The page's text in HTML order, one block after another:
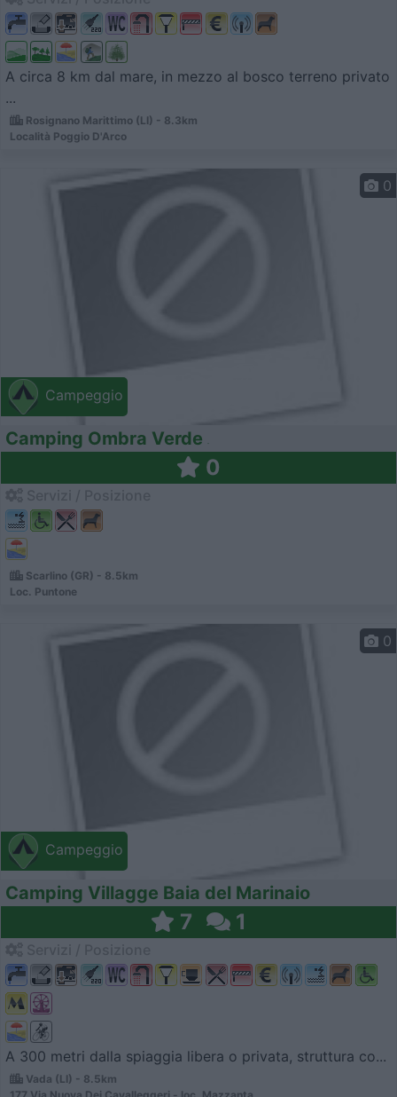
A circa 8 km dal mare, in mezzo al bosco terreno privato
...
Rosignano Marittimo (LI) - 8.3km
Località Poggio D'Arco
Campeggio
0
Camping Ombra Verde
0
Scarlino (GR) - 8.5km
Loc. Puntone
Campeggio
0
Camping Villagge Baia del Marinaio
7 1
A 300 metri dalla spiaggia libera o privata, struttura co...
Vada (LI) - 8.5km